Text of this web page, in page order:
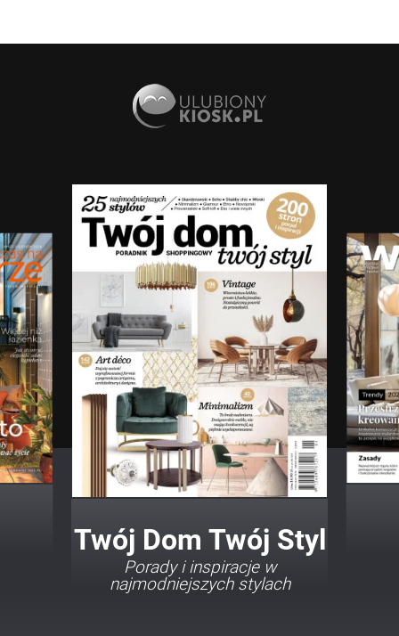
Twój Dom Twój Styl
Porady i inspiracje w
najmodniejszych stylach